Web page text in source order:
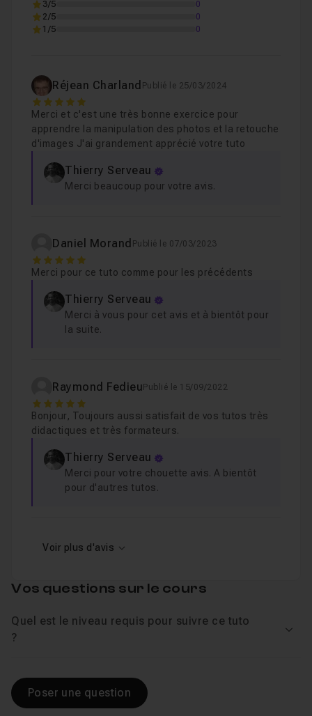
3/5
0
2/5
0
1/5
0
Réjean Charland Publié le 25/03/2024
5
Merci et c'est une très bonne exercice pour
apprendre la manipulation des photos et la retouche
d'images J'ai grandement apprécié votre tuto
Thierry Serveau
Merci beaucoup pour votre avis.
Daniel Morand Publié le 07/03/2023
5
Merci pour ce tuto comme pour les précédents
Thierry Serveau
Merci à vous pour cet avis et à bientôt pour
la suite.
Raymond Fedieu Publié le 15/09/2022
5
Bonjour, Toujours aussi satisfait de vos tutos très
didactiques et très formateurs.
Thierry Serveau
Merci pour votre chouette avis. A bientôt
pour d'autres tutos.
Voir plus d'avis
Vos questions sur le cours
Quel est le niveau requis pour suivre ce tuto
?
Poser une question